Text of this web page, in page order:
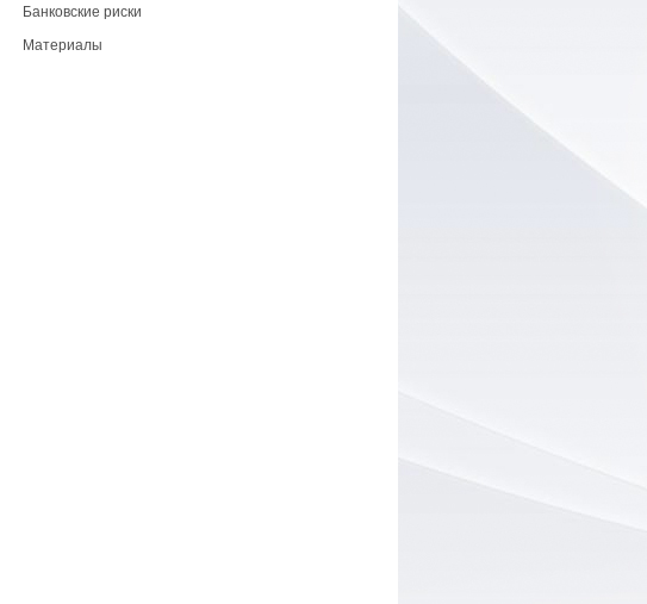
Банковские риски
Материалы